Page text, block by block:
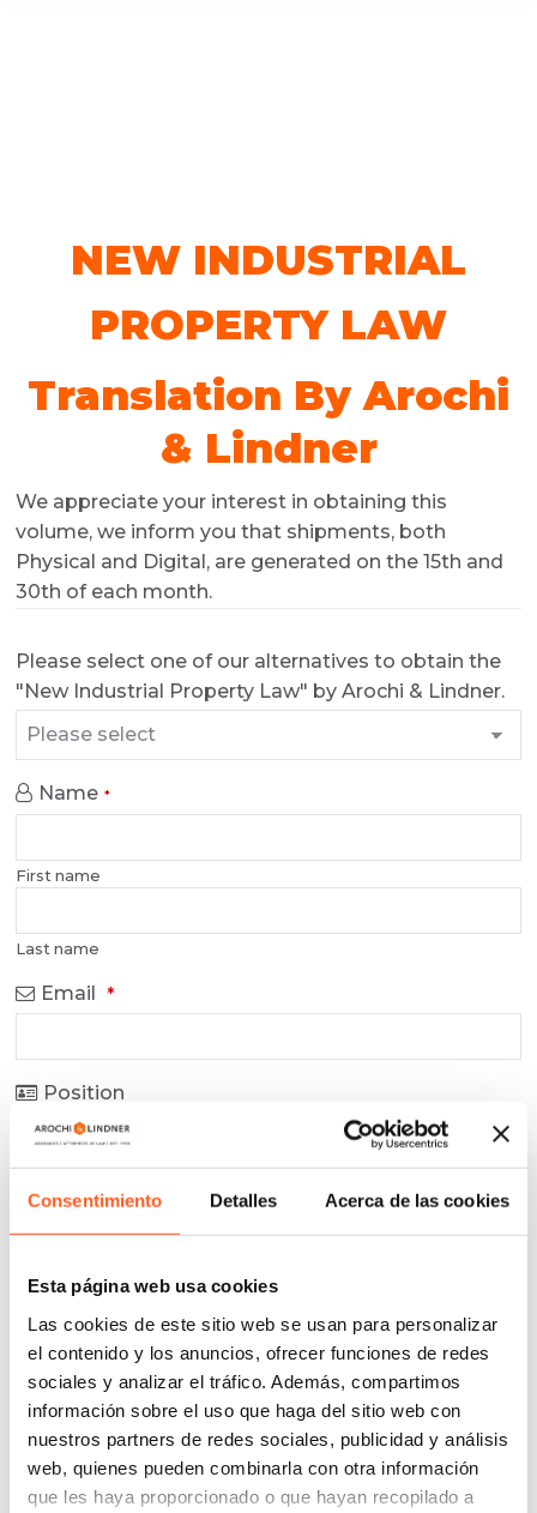
Consentimiento Detalles Acerca de las cookies
Esta página web usa cookies
Las cookies de este sitio web se usan para personalizar
el contenido y los anuncios, ofrecer funciones de redes
sociales y analizar el tráfico. Además, compartimos
información sobre el uso que haga del sitio web con
nuestros partners de redes sociales, publicidad y análisis
web, quienes pueden combinarla con otra información
que les haya proporcionado o que hayan recopilado a
NEW INDUSTRIAL
PROPERTY LAW
Translation By Arochi
& Lindner
We appreciate your interest in obtaining this
volume, we inform you that shipments, both
Physical and Digital, are generated on the 15th and
30th of each month.
Please select one of our alternatives to obtain the
"New Industrial Property Law" by Arochi & Lindner.
Name *
First name
Last name
Email *
Position
Company *
Address of the shipping company "Physical
Version" *
Privacy Notice
Email
I agree